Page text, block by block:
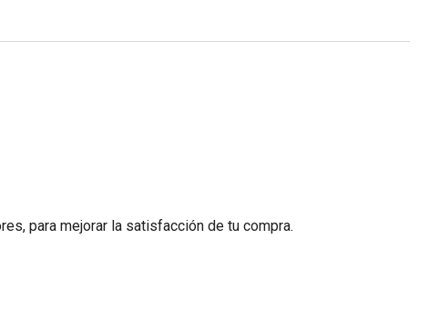
para mejorar la satisfacción de tu compra.